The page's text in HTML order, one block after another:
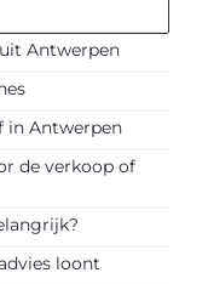
Antwerpen
in Antwerpen
de verkoop of
loont